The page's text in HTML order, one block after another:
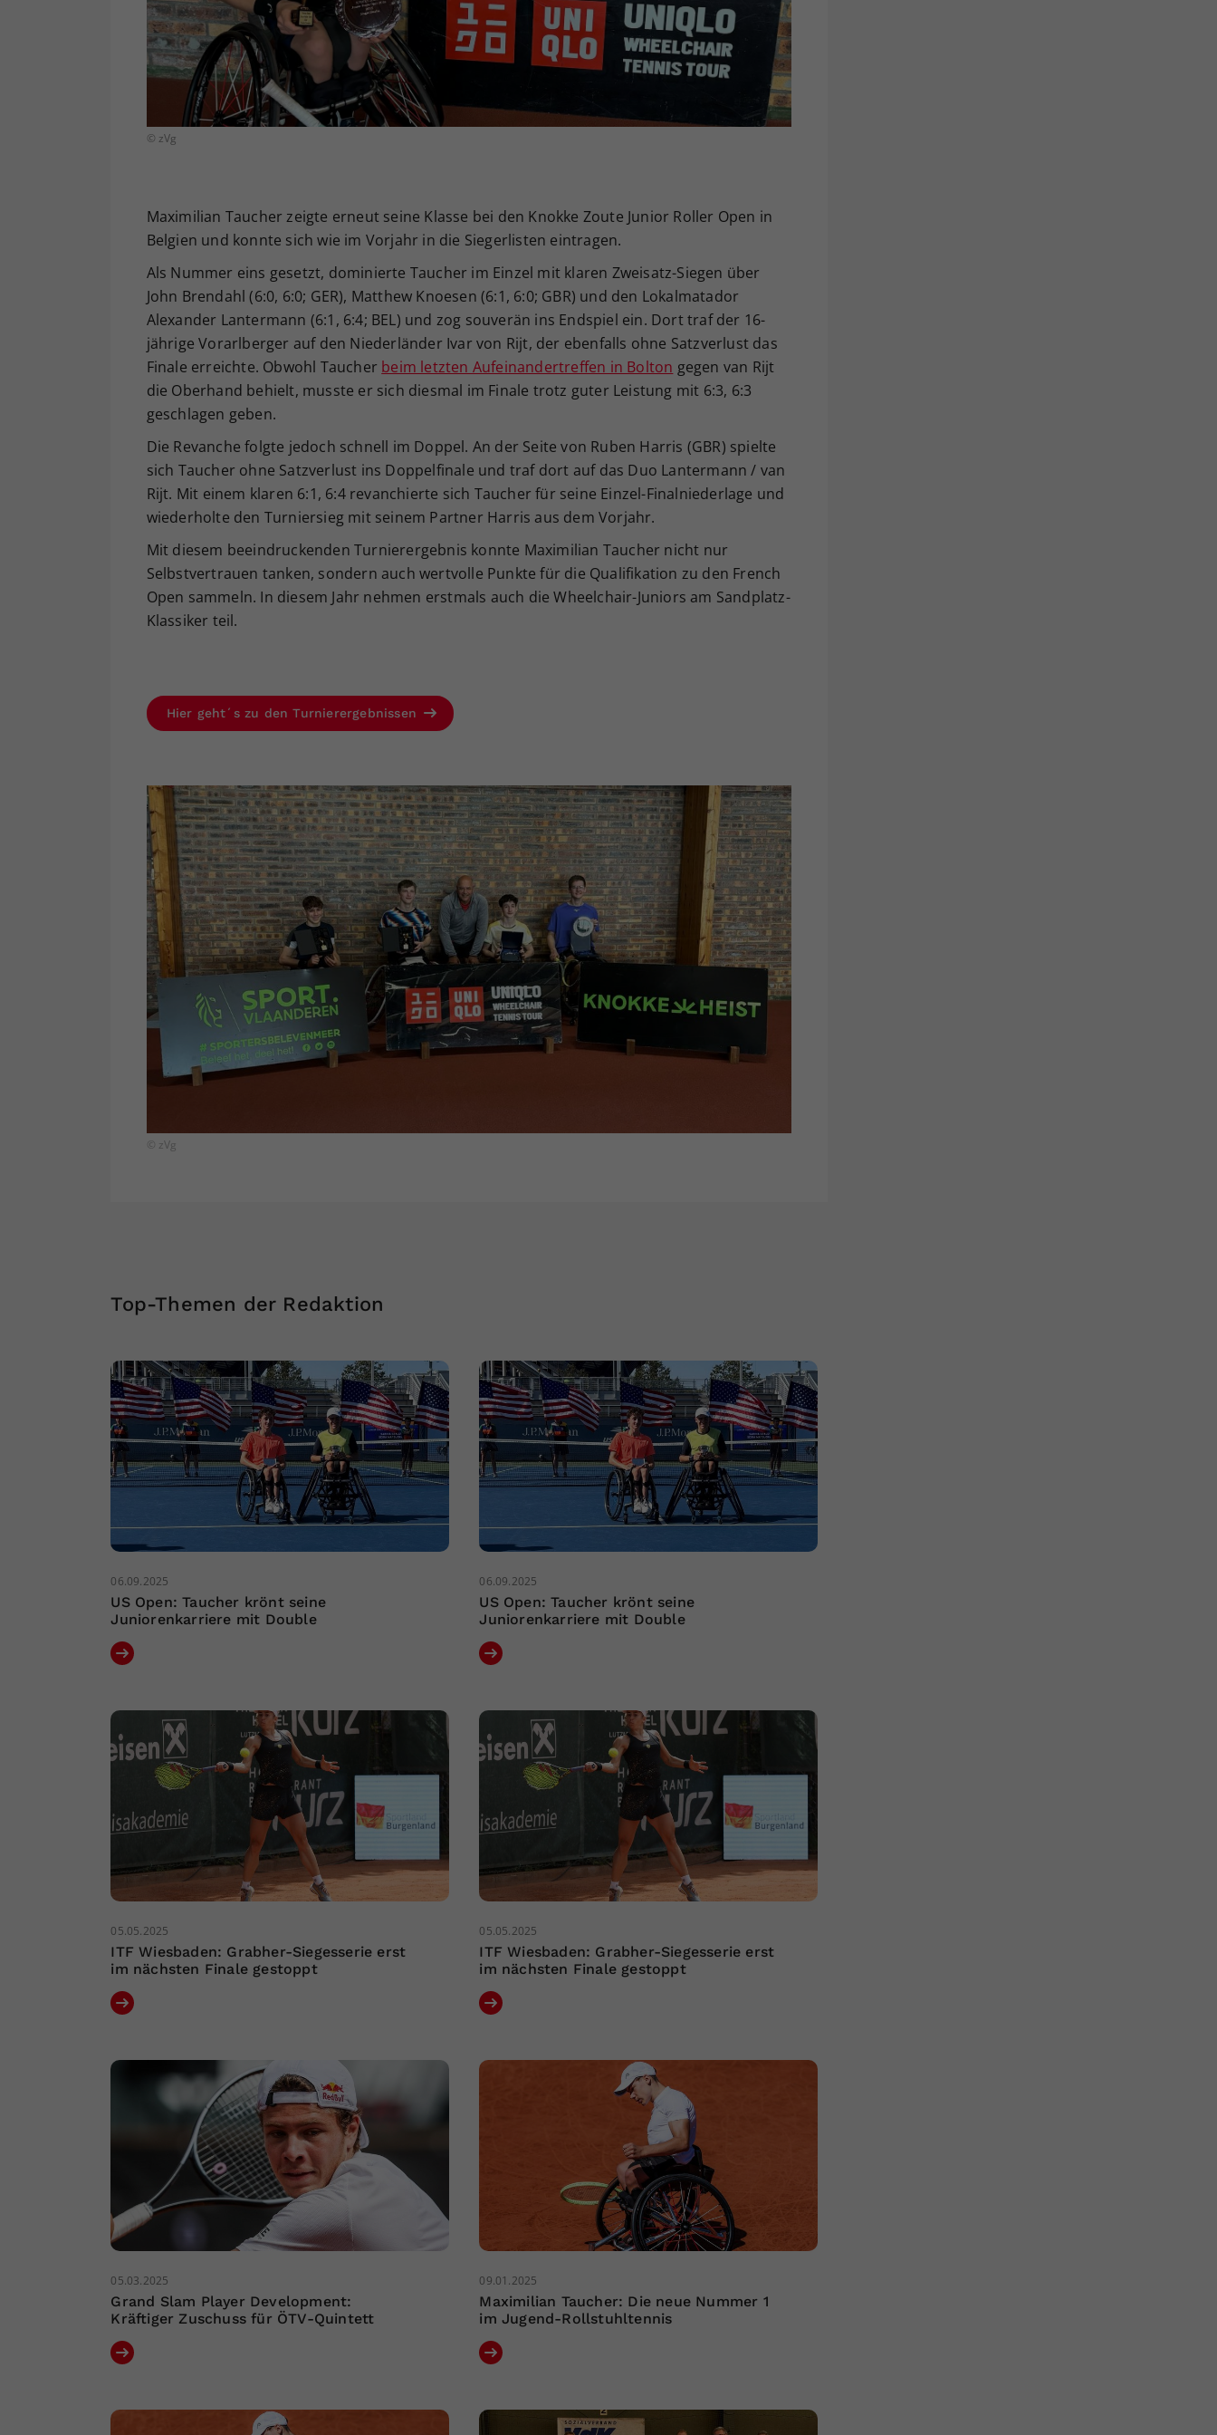
© zVg
Maximilian Taucher zeigte erneut seine Klasse bei den Knokke Zoute Junior Roller Open in
Belgien und konnte sich wie im Vorjahr in die Siegerlisten eintragen.
Als Nummer eins gesetzt, dominierte Taucher im Einzel mit klaren Zweisatz-Siegen über
John Brendahl (6:0, 6:0; GER), Matthew Knoesen (6:1, 6:0; GBR) und den Lokalmatador
Alexander Lantermann (6:1, 6:4; BEL) und zog souverän ins Endspiel ein. Dort traf der 16-
jährige Vorarlberger auf den Niederländer Ivar von Rijt, der ebenfalls ohne Satzverlust das
Finale erreichte. Obwohl Taucher beim letzten Aufeinandertreffen in Bolton gegen van Rijt
die Oberhand behielt, musste er sich diesmal im Finale trotz guter Leistung mit 6:3, 6:3
geschlagen geben.
Die Revanche folgte jedoch schnell im Doppel. An der Seite von Ruben Harris (GBR) spielte
sich Taucher ohne Satzverlust ins Doppelfinale und traf dort auf das Duo Lantermann / van
Rijt. Mit einem klaren 6:1, 6:4 revanchierte sich Taucher für seine Einzel-Finalniederlage und
wiederholte den Turniersieg mit seinem Partner Harris aus dem Vorjahr.
Mit diesem beeindruckenden Turnierergebnis konnte Maximilian Taucher nicht nur
Selbstvertrauen tanken, sondern auch wertvolle Punkte für die Qualifikation zu den French
Open sammeln. In diesem Jahr nehmen erstmals auch die Wheelchair-Juniors am Sandplatz-
Klassiker teil.
Hier geht´s zu den Turnierergebnissen
© zVg
Top-Themen der Redaktion
06.09.2025
US Open: Taucher krönt seine
Juniorenkarriere mit Double
06.09.2025
US Open: Taucher krönt seine
Juniorenkarriere mit Double
05.05.2025
ITF Wiesbaden: Grabher-Siegesserie erst
im nächsten Finale gestoppt
05.05.2025
ITF Wiesbaden: Grabher-Siegesserie erst
im nächsten Finale gestoppt
05.03.2025
Grand Slam Player Development:
Kräftiger Zuschuss für ÖTV-Quintett
09.01.2025
Maximilian Taucher: Die neue Nummer 1
im Jugend-Rollstuhltennis
Ihrer vorgenommen Einstellungen, falls der
Webseiten-Betreiber dies eingestellt hat.